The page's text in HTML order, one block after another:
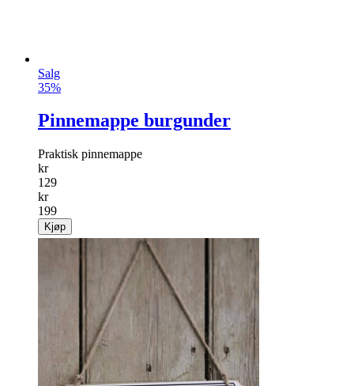
Salg
35%
Pinnemappe burgunder
Praktisk pinnemappe
kr
129
kr
199
Kjøp